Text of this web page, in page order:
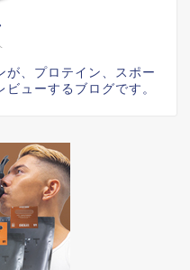
が、プロテイン、スポー
ューするブログです。